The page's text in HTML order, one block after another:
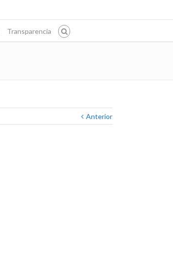
Transparencia
Anterior